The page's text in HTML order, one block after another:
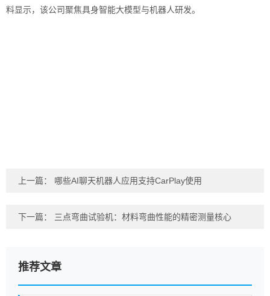
料显示，该公司聚焦具身智能大模型与机器人研发。
上一篇： 哪些AI聊天机器人应用支持CarPlay使用
下一篇： 三点弯曲试验机：材料弯曲性能的精密测量核心
推荐文章